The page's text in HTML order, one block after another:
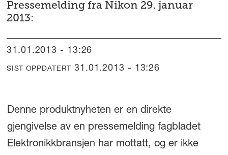
Pressemelding fra Nikon 29. januar
2013:
31.01.2013 - 13:26
SIST OPPDATERT 31.01.2013 - 13:26
Denne produktnyheten er en direkte
gjengivelse av en pressemelding fagbladet
Elektronikkbransjen har mottatt, og er ikke